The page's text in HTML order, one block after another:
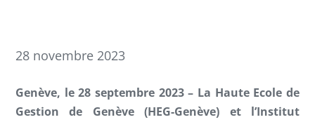
28 novembre 2023
Genève, le 28 septembre 2023 – La Haute Ecole de
Gestion de Genève (HEG-Genève) et l’Institut